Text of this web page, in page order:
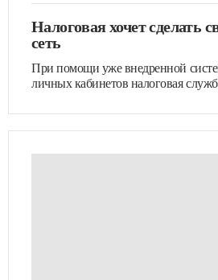
Налоговая хочет сделать
сеть
При помощи уже внедренной
личных кабинетов налоговая